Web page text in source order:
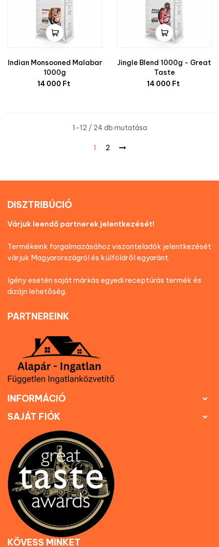
Indian Monsooned Malabar
1000g
Ár
14 000 Ft
Jingle Blend 1000g - Great
Taste
Ár
14 000 Ft
1-12 / 24 db mutatása
1 2
DISZTRIBÚCIÓ
Várjuk leendő partnerek jelentkezését!
Termékeink forgalmazásához viszonteladók jelentkezését
várjuk Magyarországról és külföldről egyaránt.
Igény esetén saját márkás egyedi receptúrás termék és
dizájn lehetőség.
PARTNEREINK
INFORMÁCIÓ 
SAJÁT FIÓK 
KÖVESS MINKET